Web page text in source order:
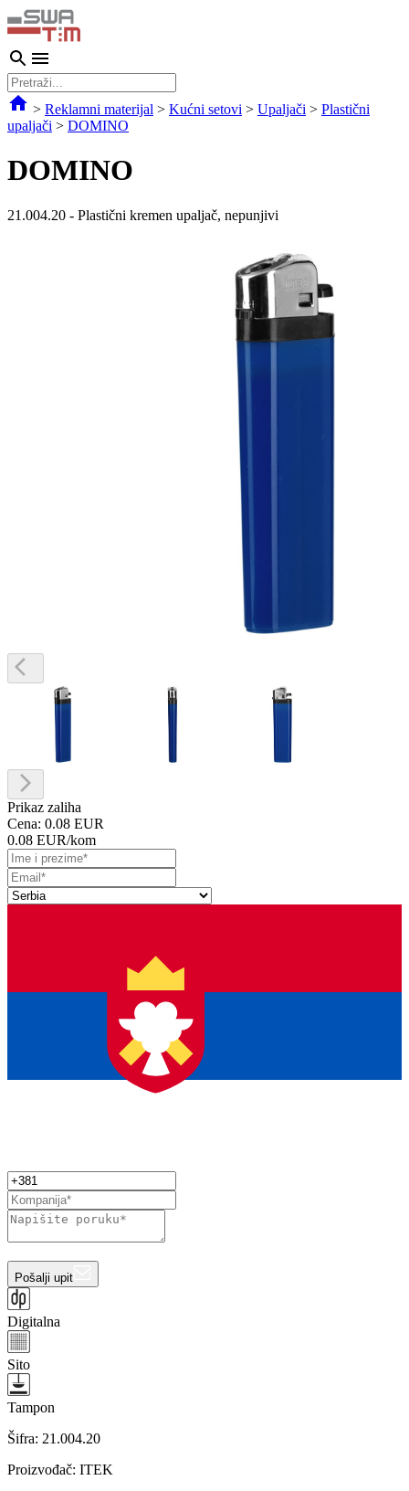
> Reklamni materijal > Kućni setovi > Upaljači > Plastični
upaljači > DOMINO
DOMINO
21.004.20 - Plastični kremen upaljač, nepunjivi
Prikaz zaliha
Cena: 0.08 EUR
0.08 EUR/kom
Pošalji upit
Digitalna
Sito
Tampon
Šifra: 21.004.20
Proizvođač: ITEK